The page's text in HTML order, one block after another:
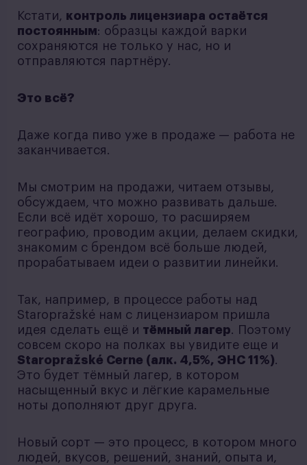
Кстати, контроль лицензиара остаётся
постоянным: образцы каждой варки
сохраняются не только у нас, но и
отправляются партнёру.
Это всё?
Даже когда пиво уже в продаже — работа не
заканчивается.
Мы смотрим на продажи, читаем отзывы,
обсуждаем, что можно развивать дальше.
Если всё идёт хорошо, то расширяем
географию, проводим акции, делаем скидки,
знакомим с брендом всё больше людей,
прорабатываем идеи о развитии линейки.
Так, например, в процессе работы над
Staropražské нам с лицензиаром пришла
идея сделать ещё и тёмный лагер. Поэтому
совсем скоро на полках вы увидите еще и
Staropražské Cerne (алк. 4,5%, ЭНС 11%).
Это будет тёмный лагер, в котором
насыщенный вкус и лёгкие карамельные
ноты дополняют друг друга.
Новый сорт — это процесс, в котором много
людей, вкусов, решений, знаний, опыта и,